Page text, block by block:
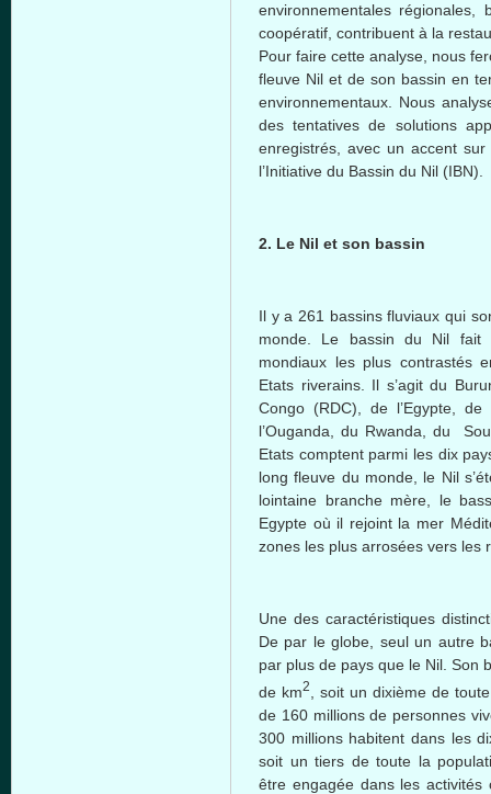
environnementales
coopératif, contribuent à la
Pour faire cette analyse, nous
fleuve Nil et de son bassin en
environnementaux. Nous
des tentatives de solutions
enregistrés, avec un accent
l’Initiative du Bassin du Nil (IBN).
2. Le Nil et son bassin
Il y a 261 bassins fluviaux qui
monde. Le bassin du Nil fait
mondiaux les plus contrastés
Etats riverains. Il s’agit du
Congo (RDC), de l’Egypte, de
l’Ouganda, du Rwanda, du
Etats comptent parmi les dix
long fleuve du monde, le Nil
lointaine branche mère, le
Egypte où il rejoint la mer
zones les plus arrosées vers les
Une des caractéristiques
De par le globe, seul un autre
par plus de pays que le Nil. Son
de km2
, soit un dixième de
de 160 millions de personnes
300 millions habitent dans les
soit un tiers de toute la
être engagée dans les activités